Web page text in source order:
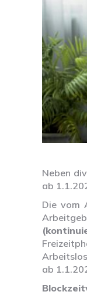
Neben
ab
Die vom
ab